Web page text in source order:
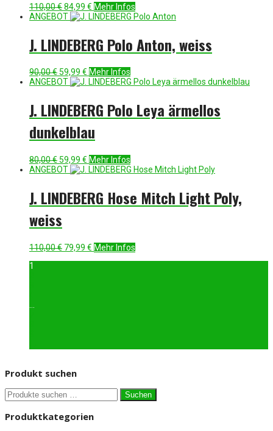
110,00€Ursprünglicher
Preis
84,99 € Aktueller
Preis
Mehr Infos
ANGEBOT
J. LINDEBERG Polo Anton, weiss
90,00€ Ursprünglicher
Preis
59,99 € Aktueller
Preis
Mehr Infos
ANGEBOT
J. LINDEBERG Polo Leya ärmellos
dunkelblau
80,00€ Ursprünglicher
Preis
59,99 € Aktueller
Preis
Mehr Infos
ANGEBOT
J. LINDEBERG Hose Mitch Light Poly,
weiss
110,00€ Ursprünglicher
79,99 € Aktueller
Mehr Infos
1
Produkt suchen
Suchen
nach:
Suchen
Produktkategorien